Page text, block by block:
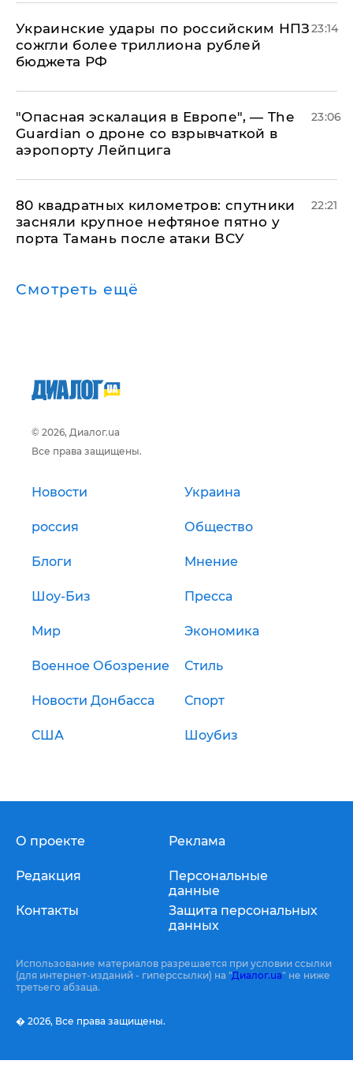
Украинские удары по российским НПЗ
сожгли более триллиона рублей
бюджета РФ
23:14
"Опасная эскалация в Европе", — The
Guardian о дроне со взрывчаткой в
аэропорту Лейпцига
23:06
80 квадратных километров: спутники
засняли крупное нефтяное пятно у
порта Тамань после атаки ВСУ
22:21
Смотреть ещё
© 2026, Диалог.ua
Все права защищены.
Новости Украина
россия Общество
Блоги Мнение
Шоу-Биз Пресса
Мир Экономика
Военное Обозрение Стиль
Новости Донбасса Спорт
США Шоубиз
О проекте
Редакция
Контакты
Реклама
Персональные
данные
Защита персональных
данных
Использование материалов разрешается при условии ссылки
(для интернет-изданий - гиперссылки) на "Диалог.ua" не ниже
третьего абзаца.
� 2026, Все права защищены.